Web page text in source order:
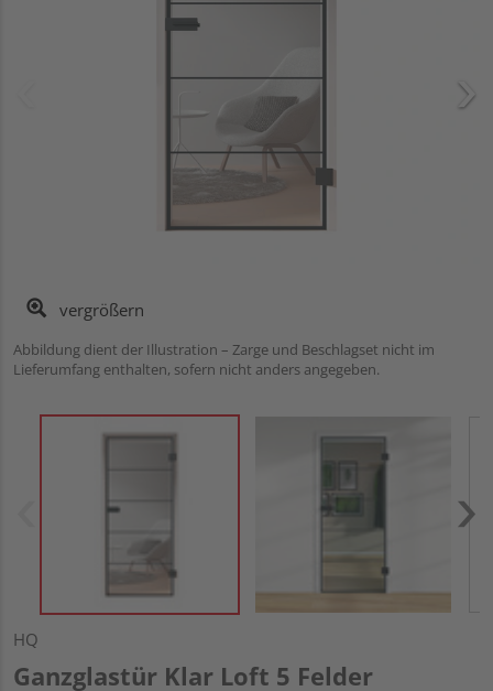
vergrößern
Abbildung dient der Illustration – Zarge und Beschlagset nicht im
Lieferumfang enthalten, sofern nicht anders angegeben.
HQ
Ganzglastür Klar Loft 5 Felder